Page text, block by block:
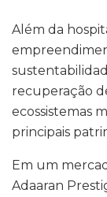
Além da
recuperação
ecossistemas
principais
Em um
Adaaran